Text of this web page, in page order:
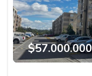
$57.000.000